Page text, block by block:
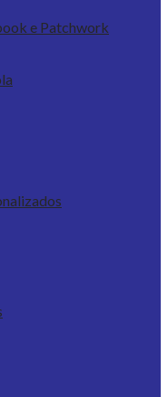
e Patchwork